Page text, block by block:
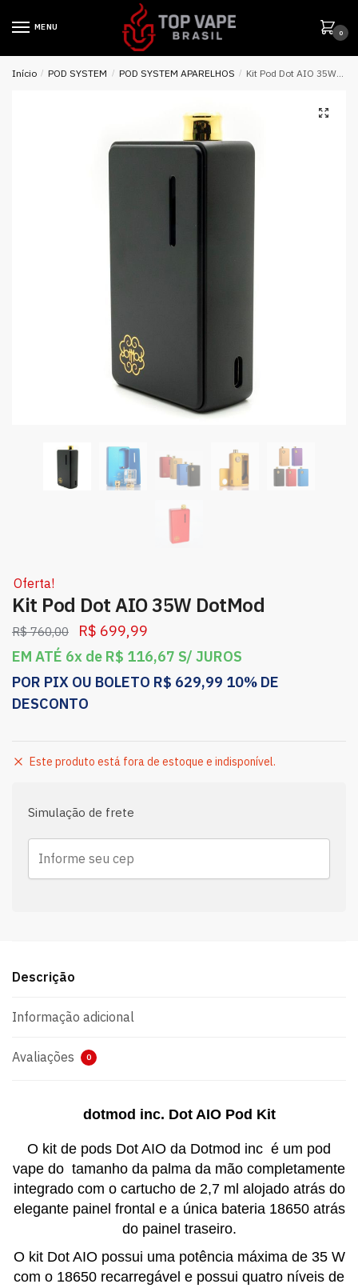
MENU
0
Início / POD SYSTEM / POD SYSTEM APARELHOS / Kit Pod Dot AIO 35W DotMod
Oferta!
Kit Pod Dot AIO 35W DotMod
R$760,00 R$ 699,99
EM ATÉ 6x de R$ 116,67 S/ JUROS
POR PIX OU BOLETO R$ 629,99 10% DE
DESCONTO
Este produto está fora de estoque e indisponível.
Simulação de frete
Descrição
Informação adicional
Avaliações 0
dotmod inc. Dot AIO Pod Kit
O kit de pods Dot AIO da Dotmod inc é um pod
vape do tamanho da palma da mão completamente
integrado com o cartucho de 2,7 ml alojado atrás do
elegante painel frontal e a única bateria 18650 atrás
do painel traseiro.
O kit Dot AIO possui uma potência máxima de 35 W
com o 18650 recarregável e possui quatro níveis de